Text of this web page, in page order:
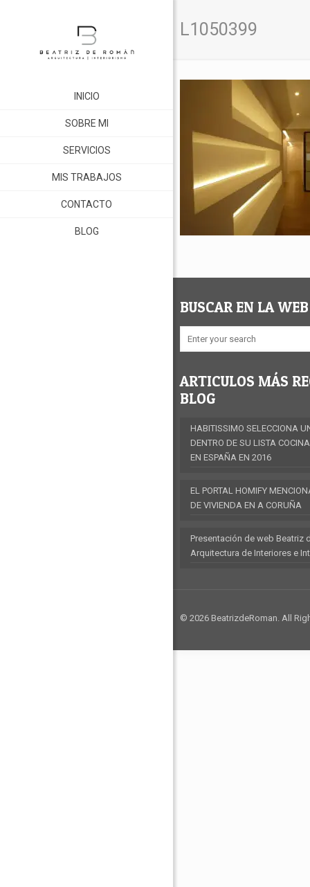
INICIO
SOBRE MI
SERVICIOS
MIS TRABAJOS
CONTACTO
BLOG
L1050399
BUSCAR EN LA WEB
ARTICULOS MÁS
BLOG
HABITISSIMO SELECCIONA
DENTRO DE SU LISTA
EN ESPAÑA EN 2016
EL PORTAL HOMIFY
DE VIVIENDA EN A CORUÑA
Presentación de web Beatriz
Arquitectura de Interiores e
© 2026 BeatrizdeRoman. All